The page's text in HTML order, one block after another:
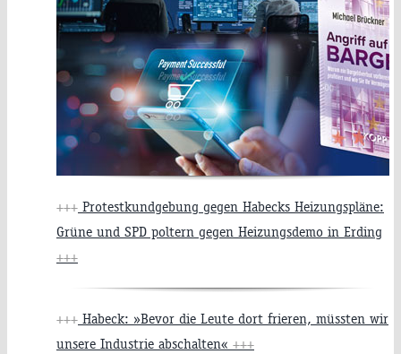
+++ Protestkundgebung gegen Habecks Heizungspläne:
Grüne und SPD poltern gegen Heizungsdemo in Erding
+++
+++ Habeck: »Bevor die Leute dort frieren, müssten wir
unsere Industrie abschalten« +++